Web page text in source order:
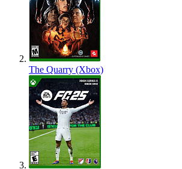
The Quarry (Xbox)